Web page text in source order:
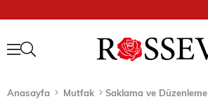
Anasayfa Mutfak Saklama ve Düzenleme